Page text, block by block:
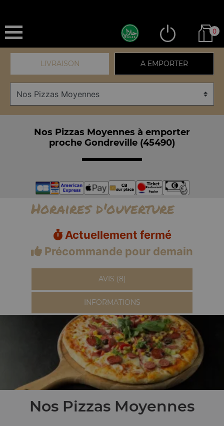
0
LIVRAISON A EMPORTER
Nos Pizzas Moyennes à emporter
proche Gondreville (45490)
Horaires d'ouverture
Actuellement fermé
Précommande pour demain
AVIS (8)
INFORMATIONS
Nos Pizzas Moyennes